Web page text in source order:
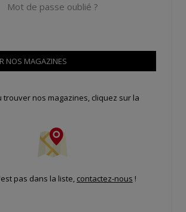
Mot de passe oublié ?
NOS MAGAZINES
trouver nos magazines, cliquez sur la
pas dans la liste, contactez-nous !